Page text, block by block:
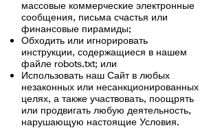
массовые коммерческие электронные
сообщения, письма счастья или
финансовые пирамиды;
Обходить или игнорировать
инструкции, содержащиеся в нашем
файле robots.txt; или
Использовать наш Сайт в любых
незаконных или несанкционированных
целях, а также участвовать, поощрять
или продвигать любую деятельность,
нарушающую настоящие Условия.